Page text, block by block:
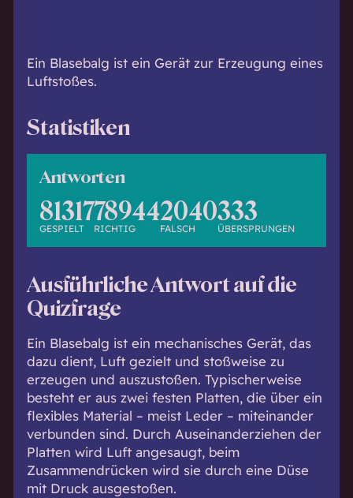
Ein Blasebalg ist ein Gerät zur Erzeugung eines
Luftstoßes.
Statistiken
Antworten
81317
GESPIELT
78944
RICHTIG
2040
FALSCH
333
ÜBERSPRUNGEN
Ausführliche Antwort auf die
Quizfrage
Ein Blasebalg ist ein mechanisches Gerät, das
dazu dient, Luft gezielt und stoßweise zu
erzeugen und auszustoßen. Typischerweise
besteht er aus zwei festen Platten, die über ein
flexibles Material – meist Leder – miteinander
verbunden sind. Durch Auseinanderziehen der
Platten wird Luft angesaugt, beim
Zusammendrücken wird sie durch eine Düse
mit Druck ausgestoßen.